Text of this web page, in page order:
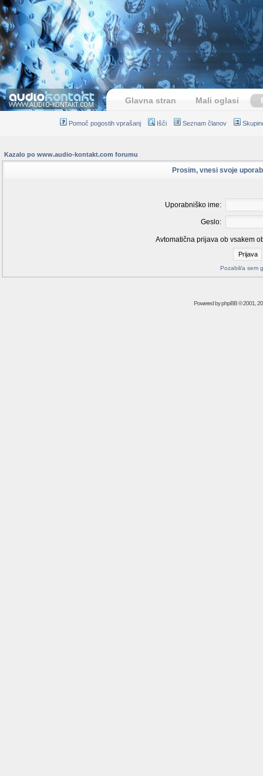
Glavna stran Mali oglasi
Pomoč pogostih vprašanj Išči Seznam članov
Kazalo po www.audio-kontakt.com forumu
Prosim, vnesi svoje
Uporabniško ime:
Geslo:
Avtomatična prijava ob vsakem
Pozabil/a sem
Powered byphpBB© 2001,